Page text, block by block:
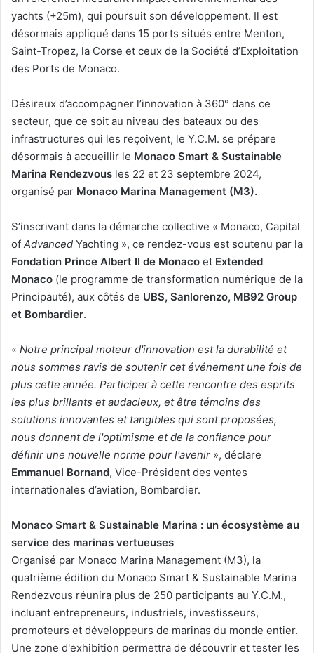
yachts (+25m), qui poursuit son développement. Il est
désormais appliqué dans 15 ports situés entre Menton,
Saint-Tropez, la Corse et ceux de la Société d’Exploitation
des Ports de Monaco.
Désireux d’accompagner l’innovation à 360° dans ce
secteur, que ce soit au niveau des bateaux ou des
infrastructures qui les reçoivent, le Y.C.M. se prépare
désormais à accueillir le Monaco Smart & Sustainable
Marina Rendezvous les 22 et 23 septembre 2024,
organisé par Monaco Marina Management (M3).
S’inscrivant dans la démarche collective « Monaco, Capital
of Advanced Yachting », ce rendez-vous est soutenu par la
Fondation Prince Albert II de Monaco et Extended
Monaco (le programme de transformation numérique de la
Principauté), aux côtés de UBS, Sanlorenzo, MB92 Group
et Bombardier.
« Notre principal moteur d'innovation est la durabilité et
nous sommes ravis de soutenir cet événement une fois de
plus cette année. Participer à cette rencontre des esprits
les plus brillants et audacieux, et être témoins des
solutions innovantes et tangibles qui sont proposées,
nous donnent de l'optimisme et de la confiance pour
définir une nouvelle norme pour l'avenir », déclare
Emmanuel Bornand, Vice-Président des ventes
internationales d’aviation, Bombardier.
Monaco Smart & Sustainable Marina : un écosystème au
service des marinas vertueuses
Organisé par Monaco Marina Management (M3), la
quatrième édition du Monaco Smart & Sustainable Marina
Rendezvous réunira plus de 250 participants au Y.C.M.,
incluant entrepreneurs, industriels, investisseurs,
promoteurs et développeurs de marinas du monde entier.
Une zone d'exhibition permettra de découvrir et tester les